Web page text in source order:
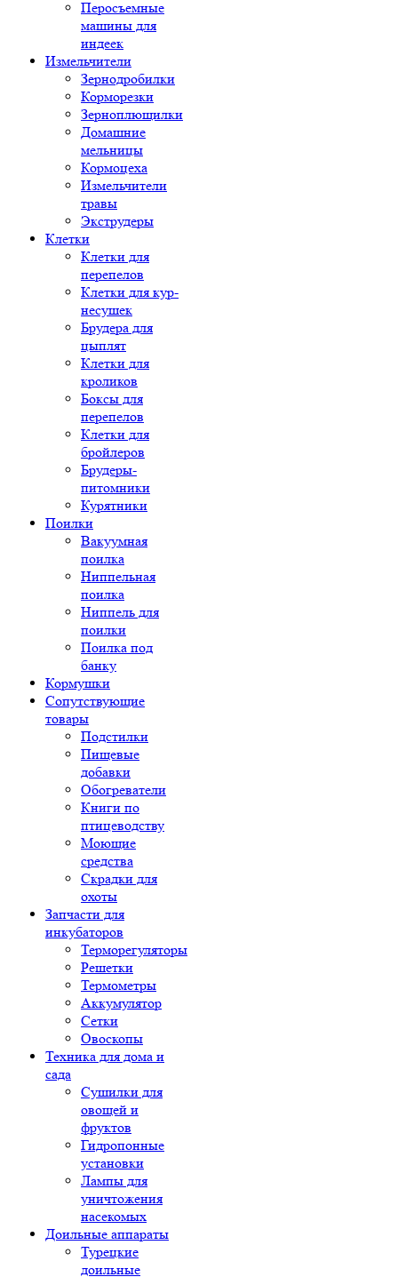
Перосъемные
машины для
индеек
Измельчители
Зернодробилки
Корморезки
Зерноплющилки
Домашние
мельницы
Кормоцеха
Измельчители
травы
Экструдеры
Клетки
Клетки для
перепелов
Клетки для кур-
несушек
Брудера для
цыплят
Клетки для
кроликов
Боксы для
перепелов
Клетки для
бройлеров
Брудеры-
питомники
Курятники
Поилки
Вакуумная
поилка
Ниппельная
поилка
Ниппель для
поилки
Поилка под
банку
Кормушки
Сопутствующие
товары
Подстилки
Пищевые
добавки
Обогреватели
Книги по
птицеводству
Моющие
средства
Скрадки для
охоты
Запчасти для
инкубаторов
Терморегуляторы
Решетки
Термометры
Аккумулятор
Сетки
Овоскопы
Техника для дома и
сада
Сушилки для
овощей и
фруктов
Гидропонные
установки
Лампы для
уничтожения
насекомых
Доильные аппараты
Турецкие
доильные